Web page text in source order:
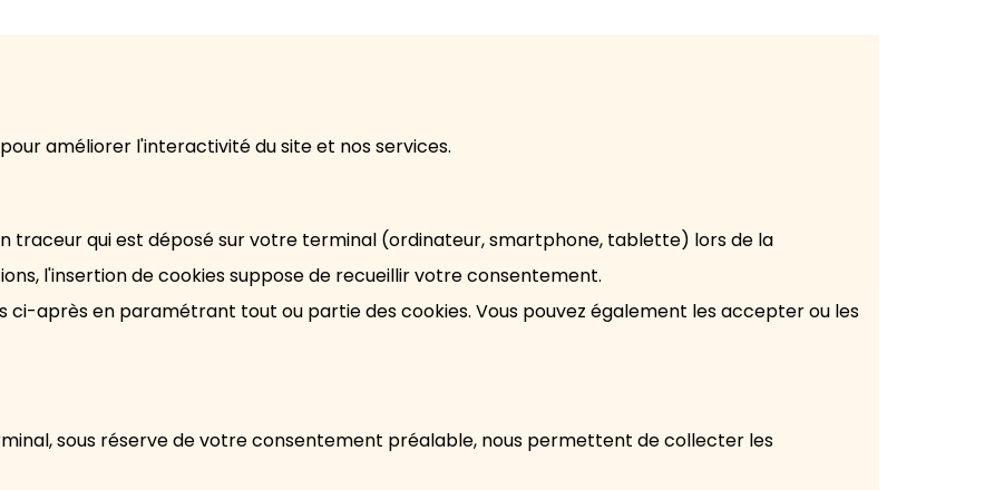
améliorer l'interactivité du site et nos services.
traceur qui est déposé sur votre terminal (ordinateur, smartphone, tablette) lors de la
l'insertion de cookies suppose de recueillir votre consentement.
ci-après en paramétrant tout ou partie des cookies. Vous pouvez également les accepter ou les
sous réserve de votre consentement préalable, nous permettent de collecter les